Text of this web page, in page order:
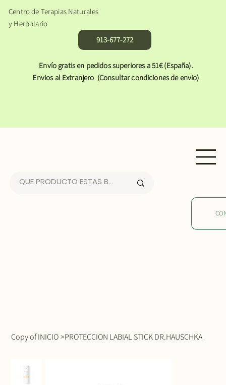
Centro de Terapias Naturales
y Herbolario
913-677-272
Envío gratis en pedidos superiores a 51€ (España).
Envios al Extranjero (Consultar condiciones de envio)
Copy of INICIO >PROTECCION LABIAL STICK DR.HAUSCHKA